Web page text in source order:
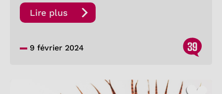
Lire plus
9 février 2024 39